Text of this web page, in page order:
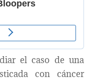
el caso de una
con cáncer